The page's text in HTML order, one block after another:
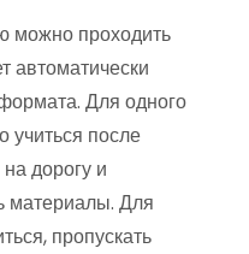
можно проходить
автоматически
Для одного
учиться после
дорогу и
материалы. Для
пропускать